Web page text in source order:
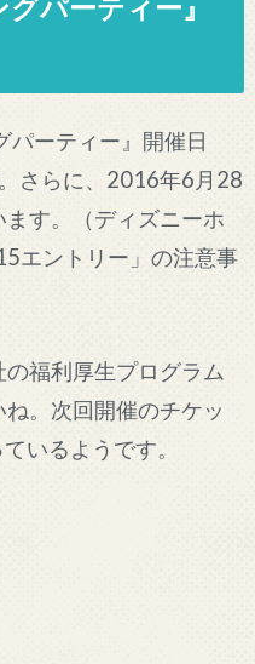
パーティー』
パーティー』開催日
さらに、2016年6月28
す。（ディズニーホ
エントリー」の注意事
福利厚生プログラム
。次回開催のチケッ
いるようです。